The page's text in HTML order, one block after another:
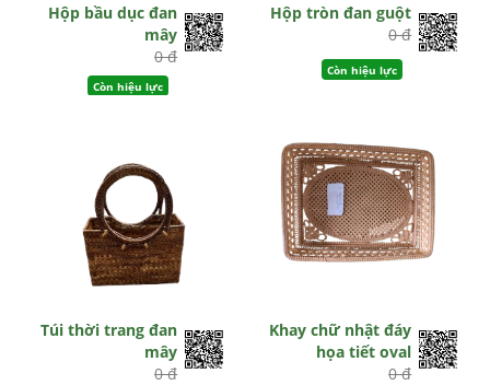
Hộp bầu dục đan
mây
0 đ
Còn hiệu lực
Hộp tròn đan guột
0 đ
Còn hiệu lực
Túi thời trang đan
mây
0 đ
Khay chữ nhật đáy
họa tiết oval
0 đ